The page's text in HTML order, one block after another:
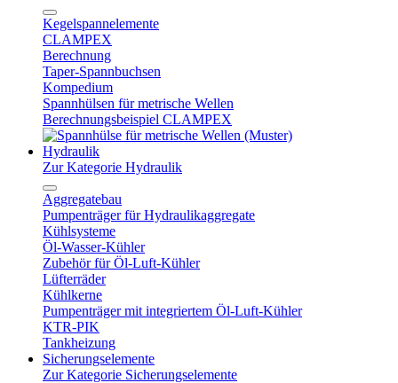
Kegelspannelemente
CLAMPEX
Berechnung
Taper-Spannbuchsen
Kompedium
Spannhülsen für metrische Wellen
Berechnungsbeispiel CLAMPEX
Hydraulik
Zur Kategorie Hydraulik
Aggregatebau
Pumpenträger für Hydraulikaggregate
Kühlsysteme
Öl-Wasser-Kühler
Zubehör für Öl-Luft-Kühler
Lüfterräder
Kühlkerne
Pumpenträger mit integriertem Öl-Luft-Kühler
KTR-PIK
Tankheizung
Sicherungselemente
Zur Kategorie Sicherungselemente